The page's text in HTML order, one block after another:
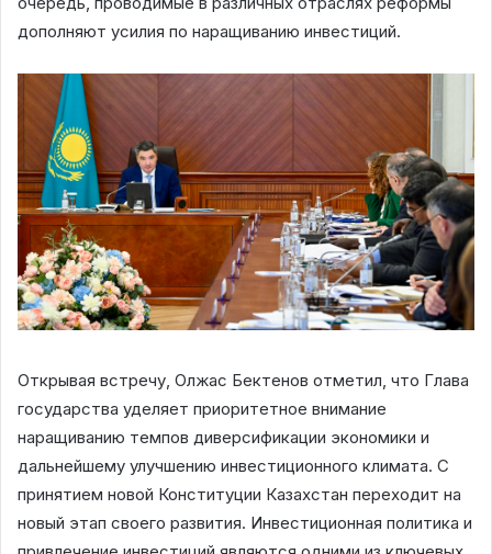
дополняют усилия по наращиванию инвестиций.
Открывая встречу, Олжас Бектенов отметил, что Глава
государства уделяет приоритетное внимание
наращиванию темпов диверсификации экономики и
дальнейшему улучшению инвестиционного климата. С
принятием новой Конституции Казахстан переходит на
новый этап своего развития. Инвестиционная политика и